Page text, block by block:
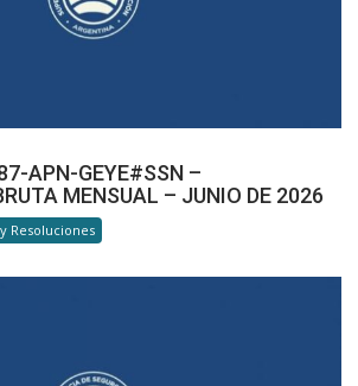
APN-GEYE#SSN –
MENSUAL – JUNIO DE 2026
Resoluciones